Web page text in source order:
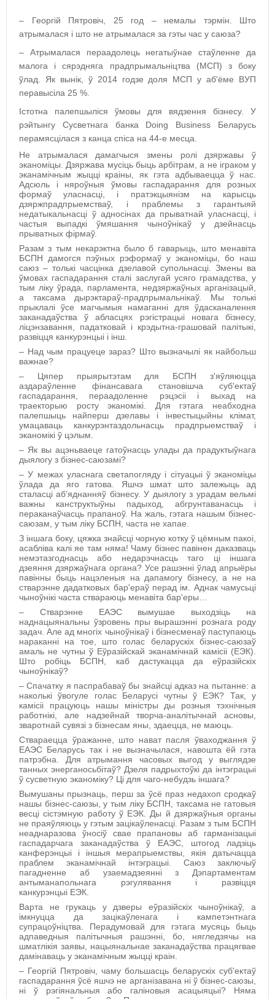
– Георгій Пятровіч, 25 год – немалы тэрмін. Што
атрымалася і што не атрымалася за гэты час у саюза?
– Атрымалася пераадолець негатыўнае стаўленне да
малога і сярэдняга прадпрымальніцтва (МСП) з боку
ўлад. Як вынік, ў 2014 годзе доля МСП у аб'ёме ВУП
перавысіла 25 %.
Істотна палепшыліся ўмовы для вядзення бізнесу. У
рэйтынгу Сусветнага банка Doing Business Беларусь
перамясцілася з канца спіса на 44-е месца.
Не атрымалася дамагчыся змены ролі дзяржавы ў
эканоміцы.
Дзяржава мусіць быць арбітрам, а не іграком у
эканамічным жыцці краіны,
як гэта адбываецца ў нас.
Адсюль і няроўныя ўмовы гаспадарання для розных
формаў уласнасці, і пратэкцыянізм на карысць
дзяржпрадпрыемстваў, і праблемы з гарантыяй
недатыкальнасці ў адносінах да прыватнай уласнасці, і
частыя выпадкі ўмяшання чыноўнікаў у дзейнасць
прыватных фірмаў.
Разам з тым некарэктна было б гаварыць, што менавіта
БСПН дамогся пэўных рэформаў у эканоміцы, бо наш
саюз – толькі часцінка дзелавой супольнасці. Змены ва
ўмовах гаспадарання сталі заслугай усяго грамадства, у
тым ліку ўрада, парламента, недзяржаўных арганізацый,
а таксама дырэктараў-прадпрымальнікаў. Мы толькі
прыклалі ўсе магчымыя намаганні для ўдасканалення
заканадаўства ў абласцях рэгістрацыі новага бізнесу,
ліцэнзавання, падатковай і крэдытна-грашовай палітыкі,
развіцця канкурэнцыі і інш.
– Над чым працуеце зараз? Што вызначылі як найбольш
важнае?
– Цяпер прыярытэтам для БСПН з'яўляюцца
аздараўленне фінансавага становішча суб'ектаў
гаспадарання, пераадоленне рэцэсіі і выхад на
траекторыю росту эканомікі.
Для гэтага неабходна
палепшыць найперш дзелавы і інвестыцыйны клімат,
умацаваць канкурэнтаздольнасць прадпрыемстваў і
эканомікі ў цэлым.
– Як вы ацэньваеце гатоўнасць улады да прадуктыўнага
дыялогу з бізнес-саюзамі?
– У межах уласнага светапогляду і сітуацыі ў эканоміцы
ўлада да яго гатова. Яшчэ шмат што залежыць ад
сталасці аб’яднанняў бізнесу. У дыялогу з урадам вельмі
важны канструктыўны падыход, абгрунтаванасць і
пераканаўчасць прапаноў. На жаль, гэтага нашым бізнес-
саюзам, у тым ліку БСПН, часта не хапае.
З іншага боку, цяжка знайсці чорную котку ў цёмным пакоі,
асабліва калі яе там няма! Чаму бізнес павінен даказваць
немэтазгоднасць або недарэчнасць таго ці іншага
дзеяння дзяржаўнага органа? Усе рашэнні ўлад апрыёры
павінны быць нацэленыя на дапамогу бізнесу, а не на
стварэнне дадатковых бар'ераў перад ім. Аднак чамусьці
чыноўнікі часта ствараюць менавіта бар'еры…
– Стварэнне ЕАЭС вымушае выходзіць на
наднацыянальны ўзровень пры вырашэнні рознага роду
задач. Але ад многіх чыноўнікаў і бізнесменаў паступаюць
нараканні на тое, што голас беларускіх бізнес-саюзаў
амаль не чутны ў Еўразійскай эканамічнай камісіі (ЕЭК).
Што робіць БСПН, каб дастукацца да еўразійскіх
чыноўнікаў?
– Спачатку я паспрабаваў бы знайсці адказ на пытанне: а
наколькі ўвогуле голас Беларусі чутны ў ЕЭК? Так, у
камісіі працуюць нашы міністры ды розныя тэхнічныя
работнікі, але надзейнай творча-аналітычнай асновы,
зваротнай сувязі з бізнесам яны, здаецца, не маюць.
Ствараецца ўражанне, што нават пасля ўваходжання ў
ЕАЭС Беларусь так і не вызначылася, навошта ёй гэта
патрэбна. Для атрымання часовых выгод у выглядзе
танных энерганосьбітаў? Дзеля падрыхтоўкі да інтэграцыі
ў сусветную эканоміку? Ці для чаго-небудзь іншага?
Вымушаны прызнаць, перш за ўсё праз недахоп сродкаў
нашы бізнес-саюзы, у тым ліку БСПН, таксама не гатовыя
весці сістэмную работу ў ЕЭК.
Ды й дзяржаўныя органы
не праяўляюць у гэтым зацікаўленасці. Разам з тым БСПН
неаднаразова ўносіў свае прапановы аб гарманізацыі
гаспадарчага заканадаўства ў ЕАЭС,
штогод ладзіць
канферэнцыі і іншыя мерапрыемствы, якія датычацца
праблем эканамічнай інтэграцыі.
Саюз заключыў
пагадненне аб узаемадзеянні з Дэпартаментам
антыманапольнага рэгулявання і развіцця
канкурэнцыі ЕЭК.
Варта не грукаць у дзверы еўразійскіх чыноўнікаў, а
імкнуцца да зацікаўленага і кампетэнтнага
супрацоўніцтва.
Перадумовай для гэтага мусяць быць
адпаведныя палітычныя рашэнні, бо, нягледзячы на
шматлікія заявы, нацыянальнае заканадаўства працягвае
дамінаваць у эканамічным жыцці краін.
– Георгій Пятровіч, чаму большасць беларускіх суб'ектаў
гаспадарання ўсё яшчэ не арганізавана ні ў бізнес-саюзы,
ні ў рэгіянальныя або галіновыя асацыяцыі? Няма